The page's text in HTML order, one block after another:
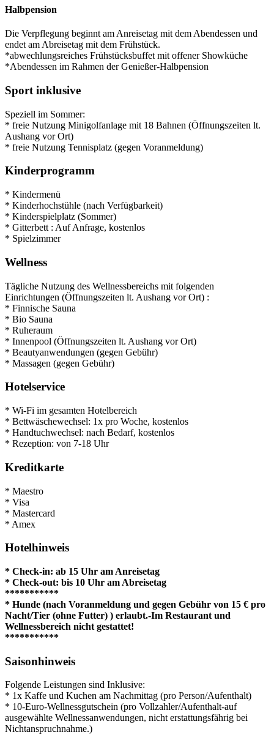
Halbpension
Die Verpflegung beginnt am Anreisetag mit dem Abendessen und
endet am Abreisetag mit dem Frühstück.
*abwechlungsreiches Frühstücksbuffet mit offener Showküche
*Abendessen im Rahmen der Genießer-Halbpension
Sport inklusive
Speziell im Sommer:
* freie Nutzung Minigolfanlage mit 18 Bahnen (Öffnungszeiten lt.
Aushang vor Ort)
* freie Nutzung Tennisplatz (gegen Voranmeldung)
Kinderprogramm
* Kindermenü
* Kinderhochstühle (nach Verfügbarkeit)
* Kinderspielplatz (Sommer)
* Gitterbett : Auf Anfrage, kostenlos
* Spielzimmer
Wellness
Tägliche Nutzung des Wellnessbereichs mit folgenden
Einrichtungen (Öffnungszeiten lt. Aushang vor Ort) :
* Finnische Sauna
* Bio Sauna
* Ruheraum
* Innenpool (Öffnungszeiten lt. Aushang vor Ort)
* Beautyanwendungen (gegen Gebühr)
* Massagen (gegen Gebühr)
Hotelservice
* Wi-Fi im gesamten Hotelbereich
* Bettwäschewechsel: 1x pro Woche, kostenlos
* Handtuchwechsel: nach Bedarf, kostenlos
* Rezeption: von 7-18 Uhr
Kreditkarte
* Maestro
* Visa
* Mastercard
* Amex
Hotelhinweis
* Check-in: ab 15 Uhr am Anreisetag
* Check-out: bis 10 Uhr am Abreisetag
***********
* Hunde (nach Voranmeldung und gegen Gebühr von 15 € pro
Nacht/Tier (ohne Futter) ) erlaubt.-Im Restaurant und
Wellnessbereich nicht gestattet!
***********
Saisonhinweis
Folgende Leistungen sind Inklusive:
* 1x Kaffe und Kuchen am Nachmittag (pro Person/Aufenthalt)
* 10-Euro-Wellnessgutschein (pro Vollzahler/Aufenthalt-auf
ausgewählte Wellnessanwendungen, nicht erstattungsfährig bei
Nichtanspruchnahme.)